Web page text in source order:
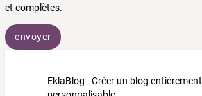
et complètes.
envoyer
EklaBlog - Créer un blog entièrement